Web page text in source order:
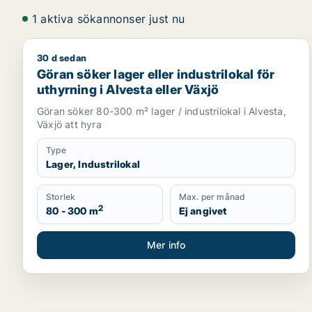
1 aktiva sökannonser just nu
Göran söker lager eller industrilokal för uthyrning i
30 d sedan
Göran söker lager eller industrilokal för
uthyrning i Alvesta eller Växjö
Göran söker 80-300 m² lager / industrilokal i Alvesta,
Växjö att hyra
Type
Lager, Industrilokal
Storlek
80 - 300 m2
Max. per månad
Ej angivet
Mer info